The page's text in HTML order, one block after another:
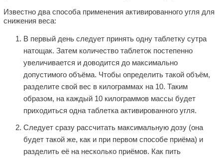
Известно два способа применения активированного угля для
снижения веса:
В первый день следует принять одну таблетку сутра
натощак. Затем количество таблеток постепенно
увеличивается и доводится до максимально
допустимого объёма. Чтобы определить такой объём,
разделите свой вес в килограммах на 10. Таким
образом, на каждый 10 килограммов массы будет
приходиться одна таблетка активированного угля.
Следует сразу рассчитать максимальную дозу (она
будет такой же, как и при первом способе приёма) и
разделить её на несколько приёмов. Как пить